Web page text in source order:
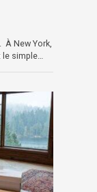
À New York,
simple…